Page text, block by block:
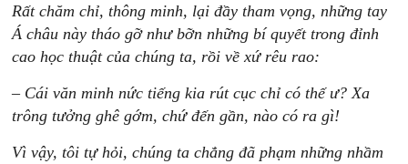
Rất chăm chỉ, thông minh, lại đầy tham vọng, những tay
Á châu này tháo gỡ như bỡn những bí quyết trong đỉnh
cao học thuật của chúng ta, rồi về xứ rêu rao:
– Cái văn minh nức tiếng kia rút cục chỉ có thế ư? Xa
trông tưởng ghê gớm, chứ đến gần, nào có ra gì!
Vì vậy, tôi tự hỏi, chúng ta chẳng đã phạm những nhầm